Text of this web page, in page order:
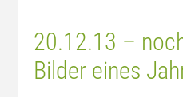
20.12.13 –
Bilder eines